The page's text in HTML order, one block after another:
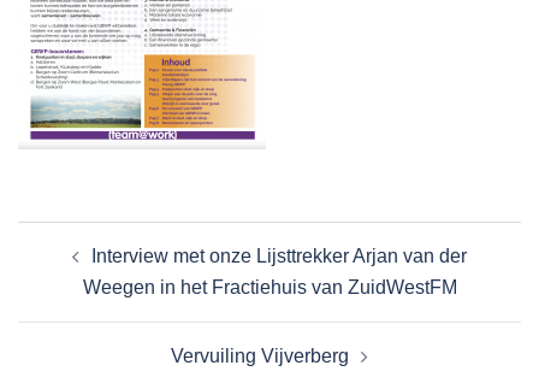
Interview met onze Lijsttrekker Arjan van der
Weegen in het Fractiehuis van ZuidWestFM
Vervuiling Vijverberg